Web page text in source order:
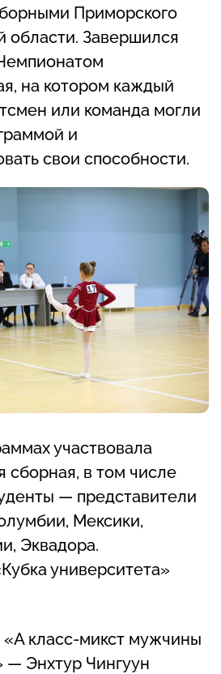
Приморского
области. Завершился
на котором каждый
или команда могли
и
свои способности.
участвовала
сборная, в том числе
— представители
Мексики,
Эквадора.
университета»
класс-микст мужчины
Энхтур Чингуун